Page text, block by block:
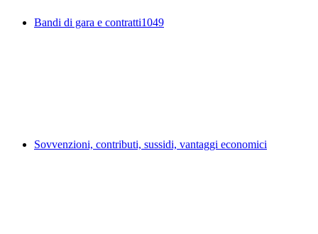
Bandi di gara e contratti1049
Sovvenzioni, contributi, sussidi, vantaggi economici